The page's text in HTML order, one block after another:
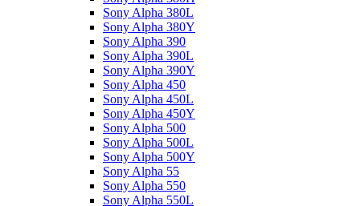
Sony Alpha 380L
Sony Alpha 380Y
Sony Alpha 390
Sony Alpha 390L
Sony Alpha 390Y
Sony Alpha 450
Sony Alpha 450L
Sony Alpha 450Y
Sony Alpha 500
Sony Alpha 500L
Sony Alpha 500Y
Sony Alpha 55
Sony Alpha 550
Sony Alpha 550L